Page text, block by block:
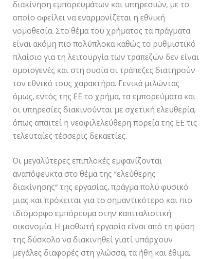
διακίνηση εμπορευμάτων και υπηρεσιών, με το
οποίο οφείλει να εναρμονίζεται η εθνική
νομοθεσία. Στο θέμα του χρήματος τα πράγματα
είναι ακόμη πιο πολύπλοκα καθώς το ρυθμιστικό
πλαίσιο για τη λειτουργία των τραπεζών δεν είναι
ομοιογενές και στη ουσία οι τράπεζες διατηρούν
τον εθνικό τους χαρακτήρα. Γενικά μιλώντας
όμως, εντός της ΕΕ το χρήμα, τα εμπορεύματα και
οι υπηρεσίες διακινούνται με σχετική ελευθερία,
όπως απαιτεί η νεοφιλελεύθερη πορεία της ΕΕ τις
τελευταίες τέσσερις δεκαετίες.
Οι μεγαλύτερες επιπλοκές εμφανίζονται
αναπόφευκτα στο θέμα της “ελεύθερης
διακίνησης” της εργασίας, πράγμα πολύ φυσικό
μιας και πρόκειται για το σημαντικότερο και πιο
ιδιόμορφο εμπόρευμα στην καπιταλιστική
οικονομία. Η μισθωτή εργασία είναι από τη φύση
της δύσκολο να διακινηθεί γιατί υπάρχουν
μεγάλες διαφορές στη γλώσσα, τα ήθη και έθιμα,